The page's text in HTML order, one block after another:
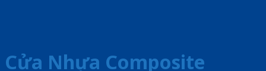
Cửa Nhựa Composite